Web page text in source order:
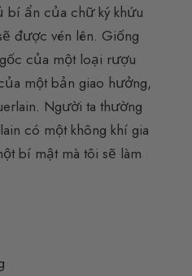
bí ẩn của chữ ký khứu
được vén lên. Giống
của một loại rượu
một bản giao hưởng,
Người ta thường
có một không khí gia
bí mật mà tôi sẽ làm